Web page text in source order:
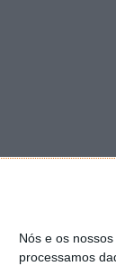
Nós e os nossos
processamos